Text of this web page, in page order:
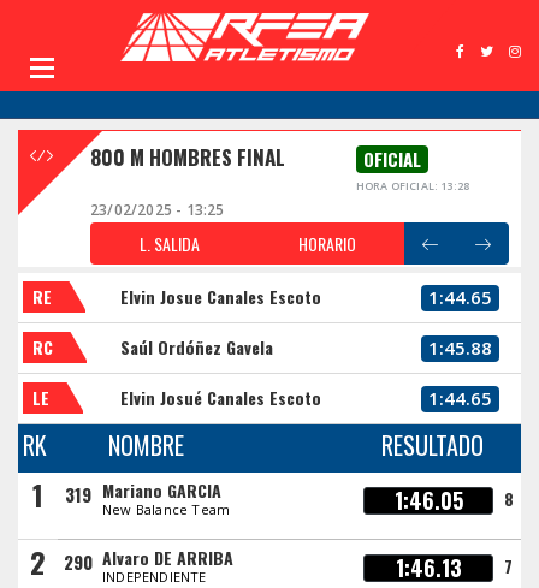
800 M HOMBRES FINAL OFICIAL
HORA OFICIAL: 13:28
23/02/2025 - 13:25
L. SALIDA HORARIO
RE Elvin Josue Canales Escoto 1:44.65
RC Saúl Ordóñez Gavela 1:45.88
LE Elvin Josué Canales Escoto 1:44.65
RK NOMBRE RESULTADO
1 319 Mariano GARCIA
New Balance Team 1:46.05 8
2 290 Alvaro DE ARRIBA
INDEPENDIENTE 1:46.13 7